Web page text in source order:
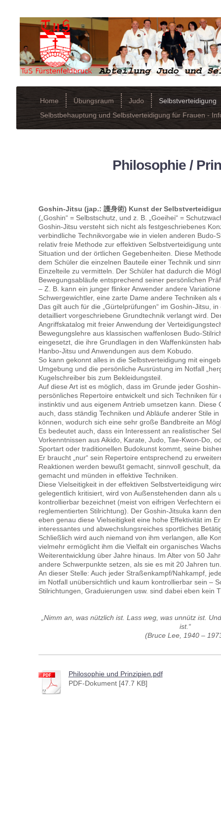
Home Übungsraum Judo
Selbstverteidigung
Selbstbehauptung und Selbstverteidigung für Frauen -
Philosophie /
Goshin-Jitsu (jap.: 護身術) Kunst der
(„Goshin“ = Selbstschutz, und z. B. „Goeihei“ =
Goshin-Jitsu versteht sich nicht als festgeschriebenes
verbindliche Technikvorgabe wie in vielen anderen Budo-
relativ freie Methode zur effektiven Selbstverteidigung
Situation und der örtlichen Gegebenheiten. Diese
dem Schüler die einzelnen Bauteile einer Technik und
Einzelteile zu vermitteln. Der Schüler hat dadurch die
Bewegungsabläufe entsprechend seiner persönlichen
– Z. B. kann ein junger flinker Anwender andere
Schwergewichtler, eine zarte Dame andere Techniken
Das gilt auch für die „Gürtelprüfungen“ im Goshin-Jitsu,
detailliert vorgeschriebene Grundtechnik verlangt wird.
Angriffskatalog mit freier Anwendung der
Bewegungslehre aus klassischen waffenlosen Budo-
eingesetzt, die ihre Grundlagen in den Waffenkünsten
Hanbo-Jitsu und Anwendungen aus dem Kobudo.
So kann gekonnt alles in die Selbstverteidigung mit
Umgebung und die persönliche Ausrüstung im Notfall
Kugelschreiber bis zum Bekleidungsteil.
Auf diese Art ist es möglich, dass im Grunde jeder
persönliches Repertoire entwickelt und sich Techniken
instinktiv und aus eigenem Antrieb umsetzen kann. Diese
auch, dass ständig Techniken und Abläufe anderer Stile
können, wodurch sich eine sehr große Bandbreite an
Es bedeutet auch, dass ein Interessent an realistischer
Vorkenntnissen aus Aikido, Karate, Judo, Tae-Kwon-Do,
Sportart oder traditionellen Budokunst kommt, seine
Er braucht „nur“ sein Repertoire entsprechend zu
Reaktionen werden bewußt gemacht, sinnvoll geschult,
gemacht und münden in effektive Techniken.
Diese Vielseitigkeit in der effektiven Selbstverteidigung
gelegentlich kritisiert, wird von Außenstehenden dann als
kontrollierbar bezeichnet (meist von eifrigen Verfechtern
reglementierten Stilrichtung). Der Goshin-Jitsuka kann
eben genau diese Vielseitigkeit eine hohe Effektivität im
interessantes und abwechslungsreiches sportliches
Schließlich wird auch niemand von ihm verlangen, alle
vielmehr ermöglicht ihm die Vielfalt ein organisches
Weiterentwicklung über Jahre hinaus. Im Alter von 50
andere Schwerpunkte setzen, als sie es mit 20 Jahren tun.
An dieser Stelle: Auch jeder Straßenkampf/Nahkampf,
im Notfall unübersichtlich und kaum kontrollierbar sein –
Stilrichtungen, Graduierungen usw. sind dabei eben kein
„Nimm an, was nützlich ist. Lass weg, was unnütz ist.
ist.“
(Bruce Lee, 1940 –
Philosophie und Prinzipien.pdf
PDF-Dokument [47.7 KB]